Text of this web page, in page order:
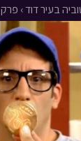
בעיר דוד › פרק 13